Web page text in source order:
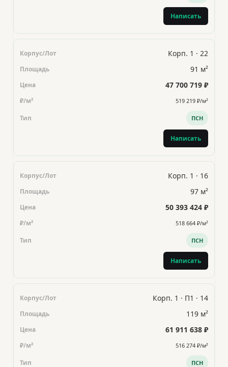
Написать
Корп. 1 · 22
91 м²
47 700 719 ₽
519 219 ₽/м²
ПСН
Написать
Корп. 1 · 16
97 м²
50 393 424 ₽
518 664 ₽/м²
ПСН
Написать
Корп. 1 · П1 · 14
119 м²
61 911 638 ₽
516 274 ₽/м²
ПСН